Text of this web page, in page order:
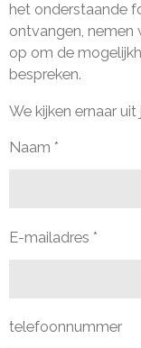
het onderstaande
ontvangen,
op om de
bespreken.
We kijken ernaar
Naam *
E-mailadres *
telefoonnummer